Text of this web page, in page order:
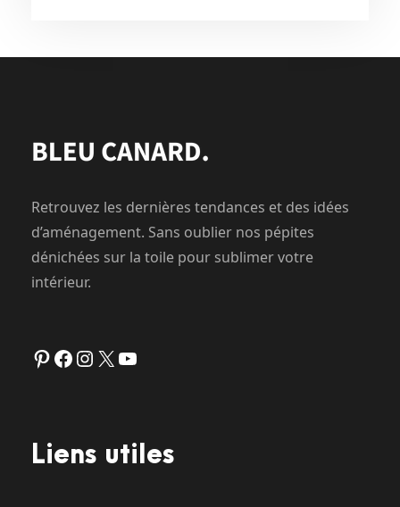
Retrouvez les dernières tendances et des idées
d’aménagement. Sans oublier nos pépites
dénichées sur la toile pour sublimer votre
intérieur.
Pinterest Facebook Instagram X YouTube
Liens utiles